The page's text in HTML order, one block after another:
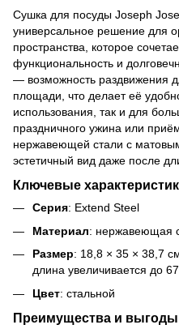
Сушка для посуды Joseph
универсальное решение для
пространства, которое
функциональность и
— возможность раздвижения
площади, что делает её
использования, так и для
праздничного ужина или
нержавеющей стали с
эстетичный вид даже после
Ключевые
Серия: Extend Steel
Материал: нержавеющая
Размер: 18,8 × 35 × 38,7
длина увеличивается до
Цвет: стальной
Преимущества и выгоды